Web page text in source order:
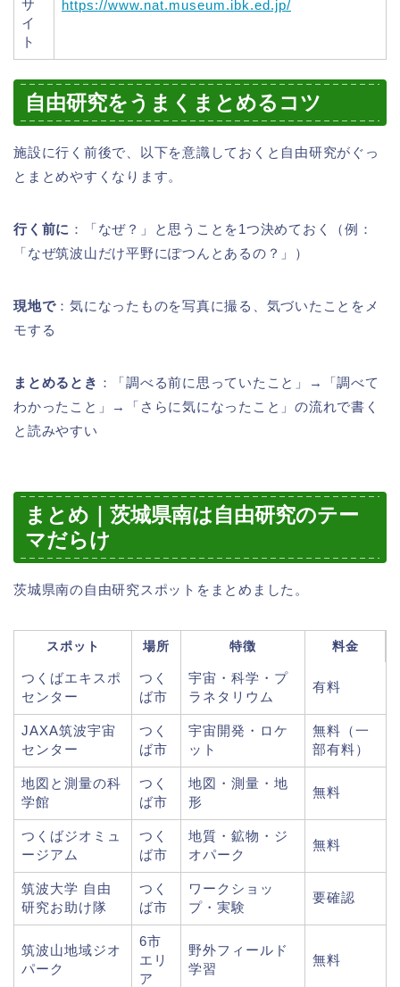
サ
イ
ト
https://www.nat.museum.ibk.ed.jp/
自由研究をうまくまとめるコツ
施設に行く前後で、以下を意識しておくと自由研究がぐっ
とまとめやすくなります。
行く前に ：「なぜ？」と思うことを1つ決めておく（例：
「なぜ筑波山だけ平野にぽつんとあるの？」）
現地で：気になったものを写真に撮る、気づいたことをメ
モする
まとめるとき ：「調べる前に思っていたこと」→「調べて
わかったこと」→「さらに気になったこと」の流れで書く
と読みやすい
まとめ｜茨城県南は自由研究のテー
マだらけ
茨城県南の自由研究スポットをまとめました。
スポット 場所 特徴 料金
つくばエキスポ
センター
つく
ば市
宇宙・科学・プ
ラネタリウム
有料
JAXA筑波宇宙
センター
つく
ば市
宇宙開発・ロケ
ット
無料（一
部有料）
地図と測量の科
学館
つく
ば市
地図・測量・地
形
無料
つくばジオミュ
ージアム
つく
ば市
地質・鉱物・ジ
オパーク
無料
筑波大学 自由
研究お助け隊
つく
ば市
ワークショッ
プ・実験
要確認
筑波山地域ジオ
パーク
6市
エリ
ア
野外フィールド
学習
無料